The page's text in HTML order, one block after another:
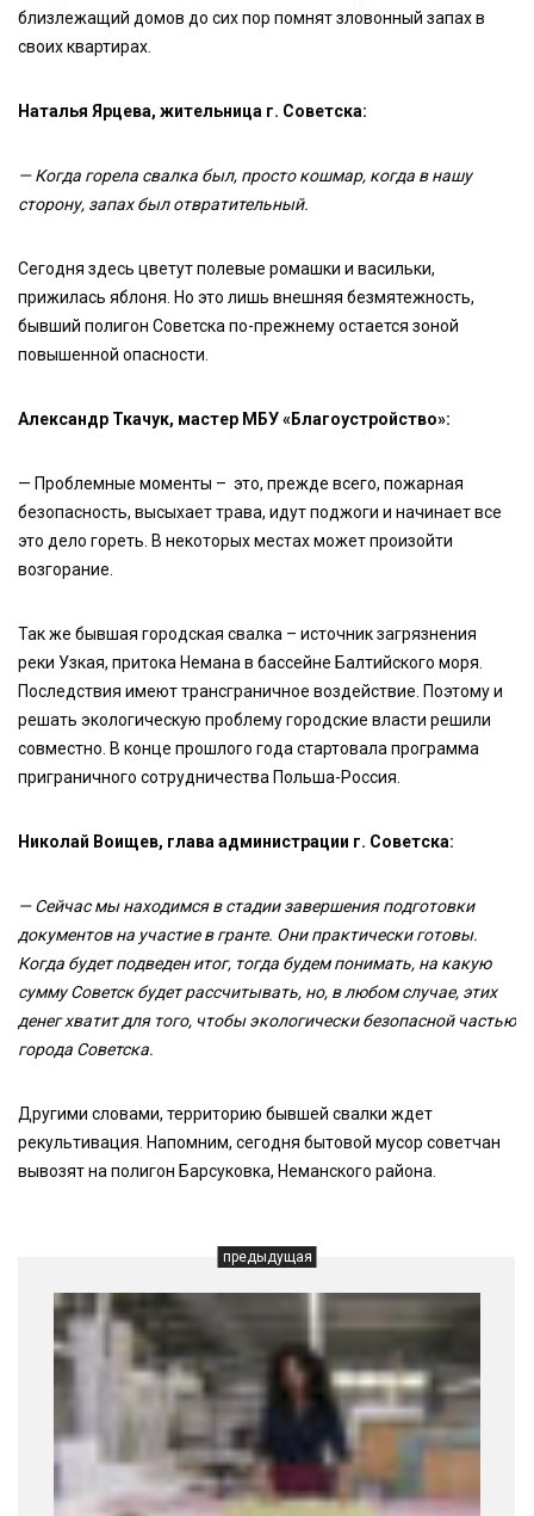
близлежащий домов до сих пор помнят зловонный запах в
своих квартирах.
Наталья Ярцева, жительница г. Советска:
— Когда горела свалка был, просто кошмар, когда в нашу
сторону, запах был отвратительный.
Сегодня здесь цветут полевые ромашки и васильки,
прижилась яблоня. Но это лишь внешняя безмятежность,
бывший полигон Советска по-прежнему остается зоной
повышенной опасности.
Александр Ткачук, мастер МБУ «Благоустройство»:
— Проблемные моменты – это, прежде всего, пожарная
безопасность, высыхает трава, идут поджоги и начинает все
это дело гореть. В некоторых местах может произойти
возгорание.
Так же бывшая городская свалка – источник загрязнения
реки Узкая, притока Немана в бассейне Балтийского моря.
Последствия имеют трансграничное воздействие. Поэтому и
решать экологическую проблему городские власти решили
совместно. В конце прошлого года стартовала программа
приграничного сотрудничества Польша-Россия.
Николай Воищев, глава администрации г. Советска:
— Сейчас мы находимся в стадии завершения подготовки
документов на участие в гранте. Они практически готовы.
Когда будет подведен итог, тогда будем понимать, на какую
сумму Советск будет рассчитывать, но, в любом случае, этих
денег хватит для того, чтобы экологически безопасной частью
города Советска.
Другими словами, территорию бывшей свалки ждет
рекультивация. Напомним, сегодня бытовой мусор советчан
вывозят на полигон Барсуковка, Неманского района.
предыдущая